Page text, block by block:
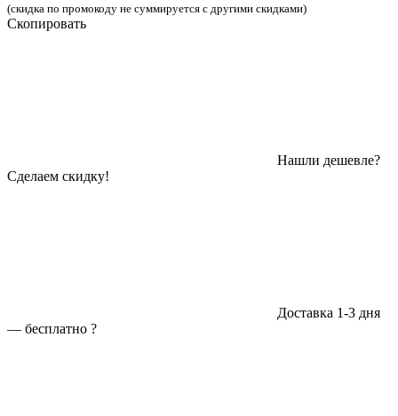
(скидка по промокоду не суммируется с другими скидками)
Скопировать
Нашли дешевле?
Сделаем скидку!
Доставка 1-3 дня
— бесплатно ?